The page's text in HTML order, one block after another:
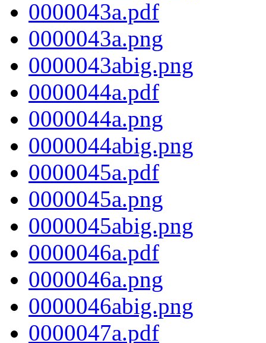
0000043a.pdf
0000043a.png
0000043abig.png
0000044a.pdf
0000044a.png
0000044abig.png
0000045a.pdf
0000045a.png
0000045abig.png
0000046a.pdf
0000046a.png
0000046abig.png
0000047a.pdf